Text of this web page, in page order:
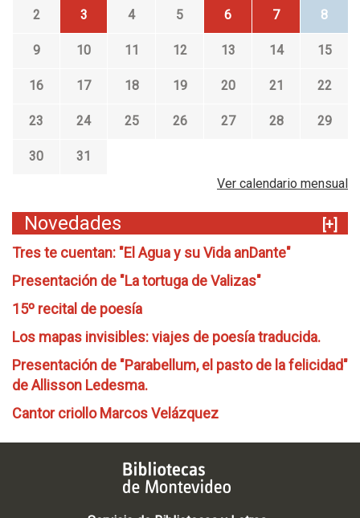
2 3 4 5 6 7 8
9 10 11 12 13 14 15
16 17 18 19 20 21 22
23 24 25 26 27 28 29
30
31
Ver calendario mensual
Novedades
[+]
Tres te cuentan: "El Agua y su Vida anDante"
Presentación de "La tortuga de Valizas"
15º recital de poesía
Los mapas invisibles: viajes de poesía traducida.
Presentación de "Parabellum, el pasto de la felicidad"
de Allisson Ledesma.
Cantor criollo Marcos Velázquez